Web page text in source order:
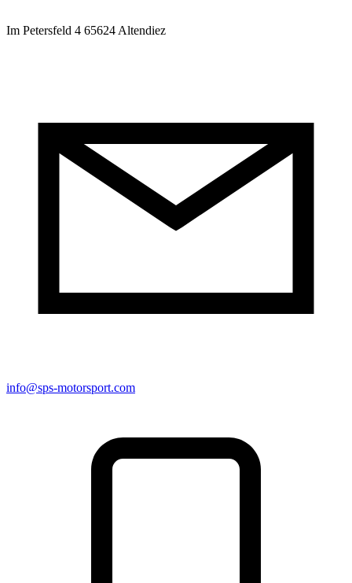
Im Petersfeld 4 65624 Altendiez
info@sps-motorsport.com